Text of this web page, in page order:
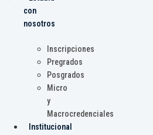
con
nosotros
Inscripciones
Pregrados
Posgrados
Micro
y
Macrocredenciales
Institucional